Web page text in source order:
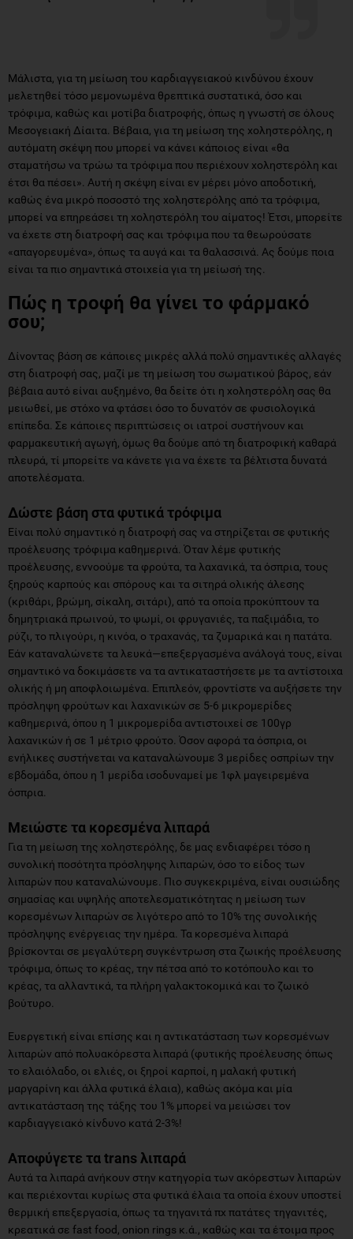
Μάλιστα, για τη μείωση του καρδιαγγειακού κινδύνου έχουν
μελετηθεί τόσο μεμονωμένα θρεπτικά συστατικά, όσο και
τρόφιμα, καθώς και μοτίβα διατροφής, όπως η γνωστή σε όλους
Μεσογειακή Δίαιτα. Βέβαια, για τη μείωση της χοληστερόλης, η
αυτόματη σκέψη που μπορεί να κάνει κάποιος είναι «θα
σταματήσω να τρώω τα τρόφιμα που περιέχουν χοληστερόλη και
έτσι θα πέσει». Αυτή η σκέψη είναι εν μέρει μόνο αποδοτική,
καθώς ένα μικρό ποσοστό της χοληστερόλης από τα τρόφιμα,
μπορεί να επηρεάσει τη χοληστερόλη του αίματος! Έτσι, μπορείτε
να έχετε στη διατροφή σας και τρόφιμα που τα θεωρούσατε
«απαγορευμένα», όπως τα αυγά και τα θαλασσινά. Ας δούμε ποια
είναι τα πιο σημαντικά στοιχεία για τη μείωσή της.
Πώς η τροφή θα γίνει το φάρμακό
σου;
Δίνοντας βάση σε κάποιες μικρές αλλά πολύ σημαντικές αλλαγές
στη διατροφή σας, μαζί με τη μείωση του σωματικού βάρος, εάν
βέβαια αυτό είναι αυξημένο, θα δείτε ότι η χοληστερόλη σας θα
μειωθεί, με στόχο να φτάσει όσο το δυνατόν σε φυσιολογικά
επίπεδα. Σε κάποιες περιπτώσεις οι ιατροί συστήνουν και
φαρμακευτική αγωγή, όμως θα δούμε από τη διατροφική καθαρά
πλευρά, τί μπορείτε να κάνετε για να έχετε τα βέλτιστα δυνατά
αποτελέσματα.
Δώστε βάση στα φυτικά τρόφιμα
Είναι πολύ σημαντικό η διατροφή σας να στηρίζεται σε φυτικής
προέλευσης τρόφιμα καθημερινά. Όταν λέμε φυτικής
προέλευσης, εννοούμε τα φρούτα, τα λαχανικά, τα όσπρια, τους
ξηρούς καρπούς και σπόρους και τα σιτηρά ολικής άλεσης
(κριθάρι, βρώμη, σίκαλη, σιτάρι), από τα οποία προκύπτουν τα
δημητριακά πρωινού, το ψωμί, οι φρυγανιές, τα παξιμάδια, το
ρύζι, το πλιγούρι, η κινόα, ο τραχανάς, τα ζυμαρικά και η πατάτα.
Εάν καταναλώνετε τα λευκά—επεξεργασμένα ανάλογά τους, είναι
σημαντικό να δοκιμάσετε να τα αντικαταστήσετε με τα αντίστοιχα
ολικής ή μη αποφλοιωμένα. Επιπλεόν, φροντίστε να αυξήσετε την
πρόσληψη φρούτων και λαχανικών σε 5-6 μικρομερίδες
καθημερινά, όπου η 1 μικρομερίδα αντιστοιχεί σε 100γρ
λαχανικών ή σε 1 μέτριο φρούτο. Όσον αφορά τα όσπρια, οι
ενήλικες συστήνεται να καταναλώνουμε 3 μερίδες οσπρίων την
εβδομάδα, όπου η 1 μερίδα ισοδυναμεί με 1φλ μαγειρεμένα
όσπρια.
Μειώστε τα κορεσμένα λιπαρά
Για τη μείωση της χοληστερόλης, δε μας ενδιαφέρει τόσο η
συνολική ποσότητα πρόσληψης λιπαρών, όσο το είδος των
λιπαρών που καταναλώνουμε. Πιο συγκεκριμένα, είναι ουσιώδης
σημασίας και υψηλής αποτελεσματικότητας η μείωση των
κορεσμένων λιπαρών σε λιγότερο από το 10% της συνολικής
πρόσληψης ενέργειας την ημέρα. Τα κορεσμένα λιπαρά
βρίσκονται σε μεγαλύτερη συγκέντρωση στα ζωικής προέλευσης
τρόφιμα, όπως το κρέας, την πέτσα από το κοτόπουλο και το
κρέας, τα αλλαντικά, τα πλήρη γαλακτοκομικά και το ζωικό
βούτυρο.
Ευεργετική είναι επίσης και η αντικατάσταση των κορεσμένων
λιπαρών από πολυακόρεστα λιπαρά (φυτικής προέλευσης όπως
το ελαιόλαδο, οι ελιές, οι ξηροί καρποί, η μαλακή φυτική
μαργαρίνη και άλλα φυτικά έλαια), καθώς ακόμα και μία
αντικατάσταση της τάξης του 1% μπορεί να μειώσει τον
καρδιαγγειακό κίνδυνο κατά 2-3%!
Αποφύγετε ταtrans λιπαρά
Αυτά τα λιπαρά ανήκουν στην κατηγορία των ακόρεστων λιπαρών
και περιέχονται κυρίως στα φυτικά έλαια τα οποία έχουν υποστεί
θερμική επεξεργασία, όπως τα τηγανιτά πχ πατάτες τηγανιτές,
κρεατικά σε fast food, onion rings κ.ά., καθώς και τα έτοιμα προς